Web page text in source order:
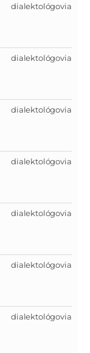
dialektológovia
dialektológovia
dialektológovia
dialektológovia
dialektológovia
dialektológovia
dialektológovia